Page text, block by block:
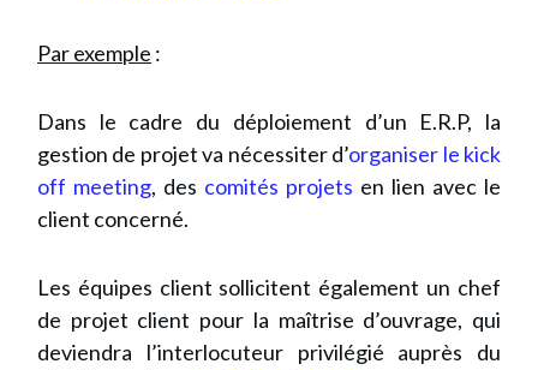
Par exemple :
Dans le cadre du déploiement d’un E.R.P, la
gestion de projet va nécessiter d’organiser le kick
off meeting, des comités projets en lien avec le
client concerné.
Les équipes client sollicitent également un chef
de projet client pour la maîtrise d’ouvrage, qui
deviendra l’interlocuteur privilégié auprès du